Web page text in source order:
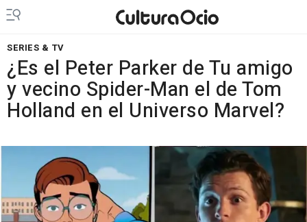
SERIES & TV
¿Es el Peter Parker de Tu amigo
y vecino Spider-Man el de Tom
Holland en el Universo Marvel?